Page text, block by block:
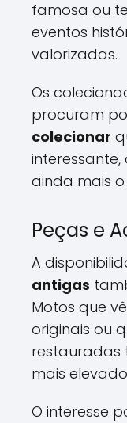
famosa ou
eventos
valorizadas.
Os
procuram
colecionar
ainda mais
Peças e
A
antigas
Motos que
originais ou
restauradas
mais
O interesse